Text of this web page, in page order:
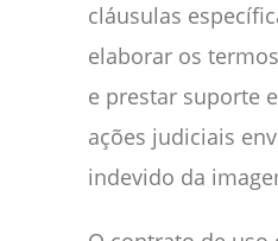
cláusulas
elaborar os
e prestar suporte
ações judiciais
indevido da